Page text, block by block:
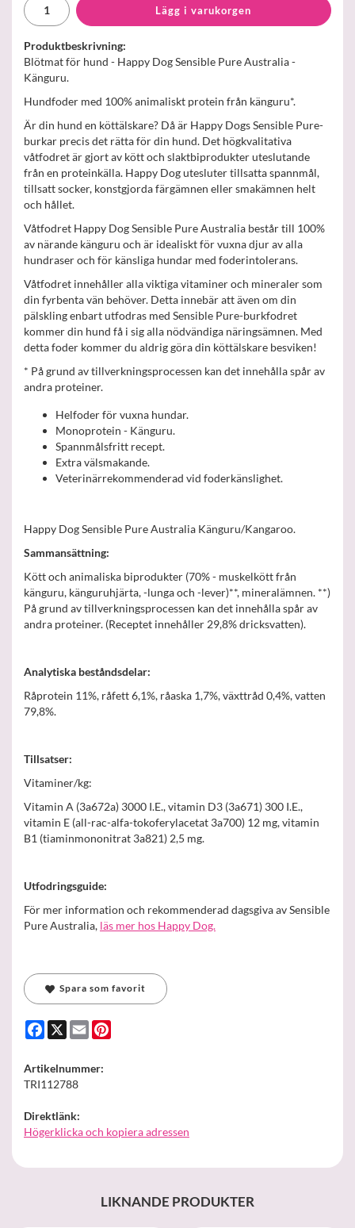
Lägg i varukorgen
Produktbeskrivning:
Blötmat för hund - Happy Dog Sensible Pure Australia -
Känguru.
Hundfoder med 100% animaliskt protein från känguru*.
Är din hund en köttälskare? Då är Happy Dogs Sensible Pure-
burkar precis det rätta för din hund. Det högkvalitativa
våtfodret är gjort av kött och slaktbiprodukter uteslutande
från en proteinkälla. Happy Dog utesluter tillsatta spannmål,
tillsatt socker, konstgjorda färgämnen eller smakämnen helt
och hållet.
Våtfodret Happy Dog Sensible Pure Australia består till 100%
av närande känguru och är idealiskt för vuxna djur av alla
hundraser och för känsliga hundar med foderintolerans.
Våtfodret innehåller alla viktiga vitaminer och mineraler som
din fyrbenta vän behöver. Detta innebär att även om din
pälskling enbart utfodras med Sensible Pure-burkfodret
kommer din hund få i sig alla nödvändiga näringsämnen. Med
detta foder kommer du aldrig göra din köttälskare besviken!
* På grund av tillverkningsprocessen kan det innehålla spår av
andra proteiner.
Helfoder för vuxna hundar.
Monoprotein - Känguru.
Spannmålsfritt recept.
Extra välsmakande.
Veterinärrekommenderad vid foderkänslighet.
Happy Dog Sensible Pure Australia Känguru/Kangaroo.
Sammansättning:
Kött och animaliska biprodukter (70% - muskelkött från
känguru, känguruhjärta, -lunga och -lever)**, mineralämnen. **)
På grund av tillverkningsprocessen kan det innehålla spår av
andra proteiner. (Receptet innehåller 29,8% dricksvatten).
Analytiska beståndsdelar:
Råprotein 11%, råfett 6,1%, råaska 1,7%, växttråd 0,4%, vatten
79,8%.
Tillsatser:
Vitaminer/kg:
Vitamin A (3a672a) 3000 I.E., vitamin D3 (3a671) 300 I.E.,
vitamin E (all-rac-alfa-tokoferylacetat 3a700) 12 mg, vitamin
B1 (tiaminmononitrat 3a821) 2,5 mg.
Utfodringsguide:
För mer information och rekommenderad dagsgiva av Sensible
Pure Australia, läs mer hos Happy Dog.
Spara som favorit
Facebook
X Email
Artikelnummer:
TRI112788
Direktlänk:
Högerklicka och kopiera adressen
LIKNANDE PRODUKTER